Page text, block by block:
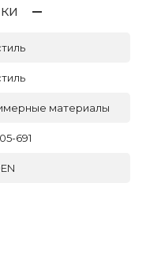
материалы
691